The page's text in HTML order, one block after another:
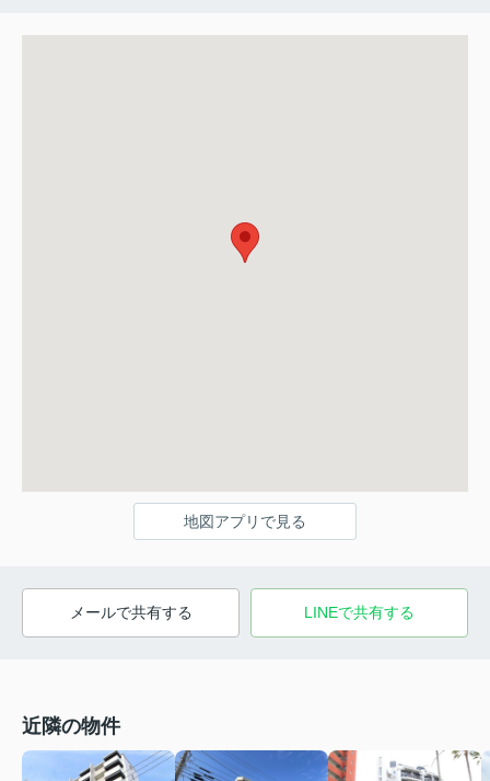
地図アプリで見る
メールで共有する LINEで共有する
近隣の物件